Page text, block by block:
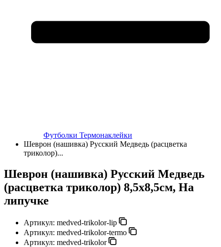
Футболки Термонаклейки
Шеврон (нашивка) Русский Медведь (расцветка
триколор)...
Шеврон (нашивка) Русский Медведь
(расцветка триколор) 8,5х8,5см, На
липучке
Артикул: medved-trikolor-lip
Артикул: medved-trikolor-termo
Артикул: medved-trikolor